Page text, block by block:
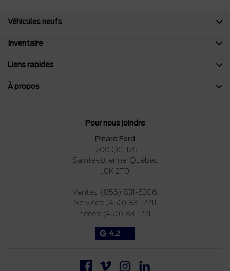
Pour nous joindre
Pinard Ford
1200 QC-125
Sainte-Julienne Québec
J0K 2T0
Ventes: (855) 831-5206
Services: (450) 831-2211
Pièces: (450) 831-2211
4.2
Véhicules neufs
Inventaire
Liens rapides
À propos